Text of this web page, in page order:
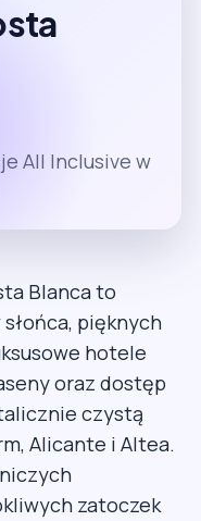
All Inclusive w
Blanca to
pięknych
hotele
oraz dostęp
czystą
Alicante i Altea.
zatoczek